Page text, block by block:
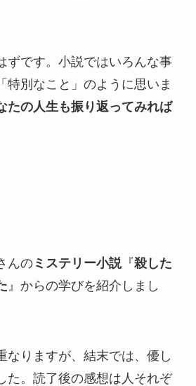
ずです。小説ではいろんな事
特別なこと」のように思いま
たの人生も振り返ってみれば
んのミステリー小説『殺した
』からの学びを紹介しまし
なりますが、結末では、優し
た。読了後の感想は人それぞ